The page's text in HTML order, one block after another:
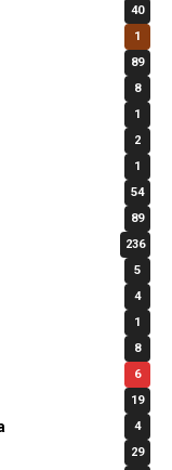
40
1
89
8
1
2
1
54
89
236
5
4
1
8
6
19
4
29